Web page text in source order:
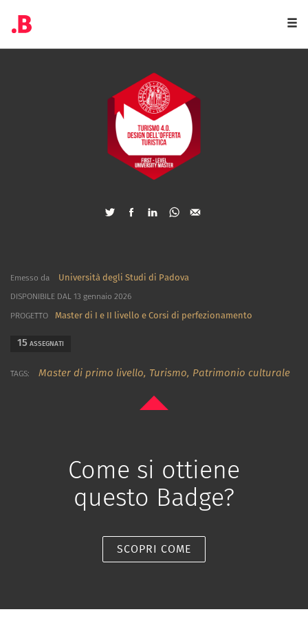
Emesso da Università degli Studi di Padova
DISPONIBILE DAL 13 gennaio 2026
PROGETTO
Master di I e II livello e Corsi di perfezionamento
15 ASSEGNATI
TAGS: Master di primo livello, Turismo, Patrimonio culturale
Come si ottiene
questo Badge?
SCOPRI COME